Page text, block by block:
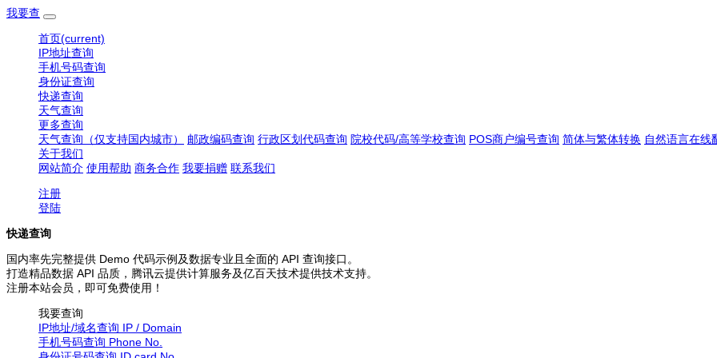
我要查
首页(current)
IP地址查询
手机号码查询
身份证查询
快递查询
天气查询
更多查询
天气查询（仅支持国内城市）
邮政编码查询 行政区划代码查询 院校代码/高等学校查询 POS商户编号查询 简体与繁体转换 自然语言在线
关于我们
网站简介 使用帮助 商务合作 我要捐赠 联系我们
注册
登陆
快递查询
国内率先完整提供 Demo 代码示例及数据专业且全面的 API 查询接口。
打造精品数据 API 品质，腾讯云提供计算服务及亿百天技术提供技术支持。
注册本站会员，即可免费使用！
我要查询
IP地址/域名查询 IP / Domain
手机号码查询 Phone No.